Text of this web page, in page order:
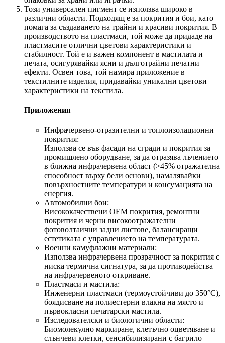
Този универсален пигмент се използва широко в
различни области. Подходящ е за покрития и бои, като
помага за създаването на трайни и красиви покрития. В
производството на пластмаси, той може да придаде на
пластмасите отлични цветови характеристики и
стабилност. Той е и важен компонент в мастилата и
печата, осигурявайки ясни и дълготрайни печатни
ефекти. Освен това, той намира приложение в
текстилните изделия, придавайки уникални цветови
характеристики на текстила.
Приложения
Инфрачервено-отразителни и топлоизолационни
покрития:
Използва се във фасади на сгради и покрития за
промишлено оборудване, за да отразява лъчението
в ближна инфрачервена област (>45% отражателна
способност върху бели основи), намалявайки
повърхностните температури и консумацията на
енергия.
Автомобилни бои:
Висококачествени OEM покрития, ремонтни
покрития и черни високоотражателни
фотоволтаични задни листове, балансиращи
естетиката с управлението на температурата.
Военни камуфлажни материали:
Използва инфрачервена прозрачност за покрития с
ниска термична сигнатура, за да противодейства
на инфрачервеното откриване.
Пластмаси и мастила:
Инженерни пластмаси (термоустойчиви до 350°C),
боядисване на полиестерни влакна на място и
първокласни печатарски мастила.
Изследователски и биологични области:
Биомолекулно маркиране, клетъчно оцветяване и
слънчеви клетки, сенсибилизирани с багрило